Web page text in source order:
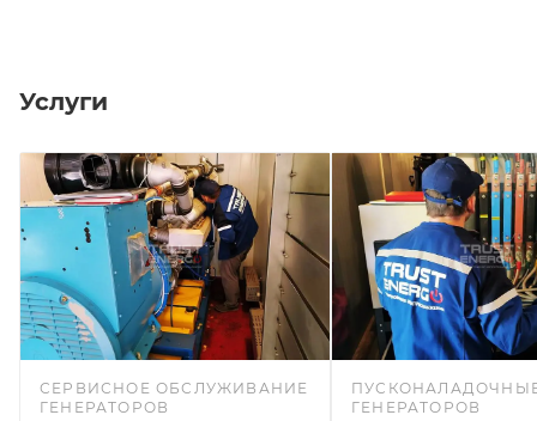
Услуги
СЕРВИСНОЕ ОБСЛУЖИВАНИЕ
ГЕНЕРАТОРОВ
ГЕНЕРАТОРОВ